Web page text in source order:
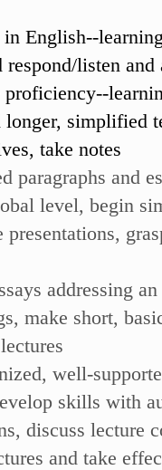
English--
listen and
longer, simplified
take notes
paragraphs and
level, begin
addressing
make short,
well-
skills with
discuss lecture
and take